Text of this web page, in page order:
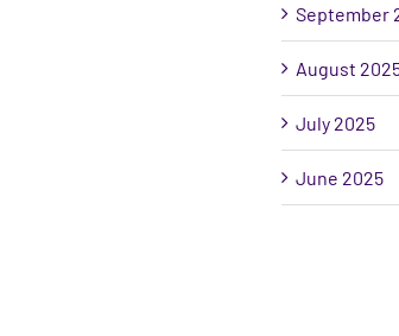
September
August
July 2025
June 2025